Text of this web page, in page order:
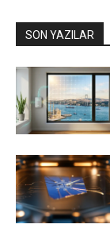
SON YAZILAR